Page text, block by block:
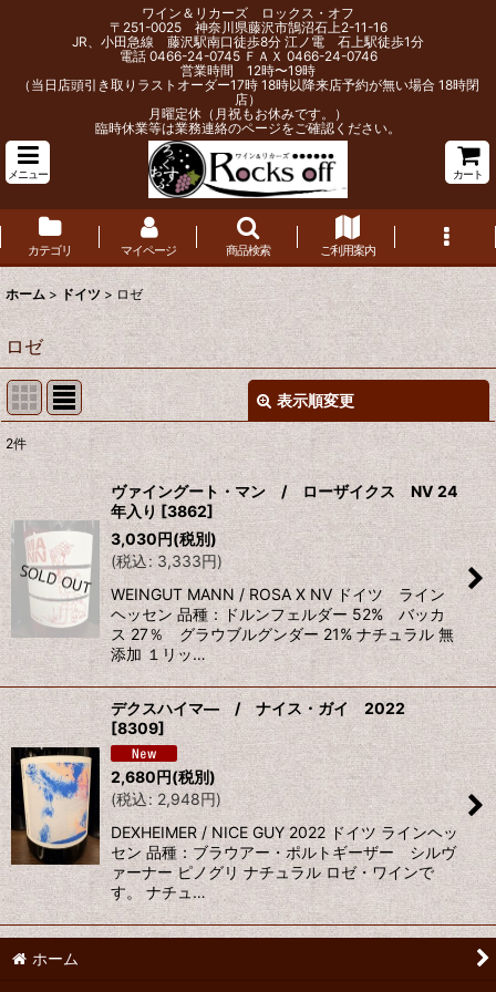
ワイン＆リカーズ ロックス・オフ
〒251-0025 神奈川県藤沢市鵠沼石上2-11-16
JR、小田急線 藤沢駅南口徒歩8分 江ノ電 石上駅徒歩1分
電話 0466-24-0745 ＦＡＸ 0466-24-0746
営業時間 12時〜19時
（当日店頭引き取りラストオーダー17時 18時以降来店予約が無い場合 18時閉
店）
月曜定休（月祝もお休みです。）
臨時休業等は業務連絡のページをご確認ください。
メニュー カート
カテゴリ マイページ 商品検索 ご利用案内
ホーム > ドイツ > ロゼ
ロゼ
表示順変更
表示数 :
並び順:
絞り込む
2件
ヴァイングート・マン / ローザイクス NV 24
年入り [3862]
3,030円(税別)
(税込: 3,333円)
WEINGUT MANN / ROSA X NV ドイツ ライン
ヘッセン 品種：ドルンフェルダー 52% バッカ
ス 27％ グラウブルグンダー 21% ナチュラル 無
添加 １リッ…
デクスハイマ― / ナイス・ガイ 2022
[8309]
2,680円(税別)
(税込: 2,948円)
DEXHEIMER / NICE GUY 2022 ドイツ ラインヘッ
セン 品種：ブラウアー・ポルトギーザー シルヴ
ァーナー ピノグリ ナチュラル ロゼ・ワインで
す。 ナチュ…
ホーム